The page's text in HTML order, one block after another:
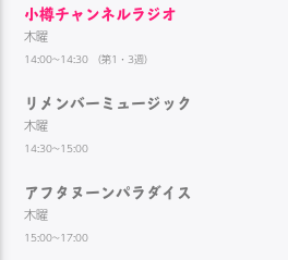
小樽チャンネルラジオ
木曜
14:00~14:30 （第1・3週）
リメンバーミュージック
木曜
14:30~15:00
アフタヌーンパラダイス
木曜
15:00~17:00